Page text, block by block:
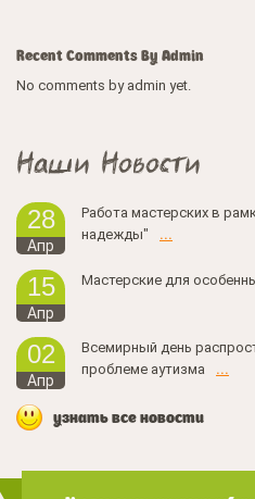
Recent Comments By Admin
No comments by admin yet.
Наши Новости
Работа мастерских в
надежды"
...
28
Апр
Мастерские для
15
Апр
Всемирный день
проблеме аутизма
...
02
Апр
узнать все новости